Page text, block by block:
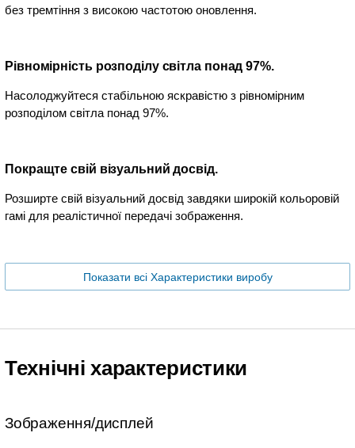
без тремтіння з високою частотою оновлення.
Рівномірність розподілу світла понад 97%.
Насолоджуйтеся стабільною яскравістю з рівномірним
розподілом світла понад 97%.
Покращте свій візуальний досвід.
Розширте свій візуальний досвід завдяки широкій кольоровій
гамі для реалістичної передачі зображення.
Показати всі Характеристики виробу
Технічні характеристики
Зображення/дисплей